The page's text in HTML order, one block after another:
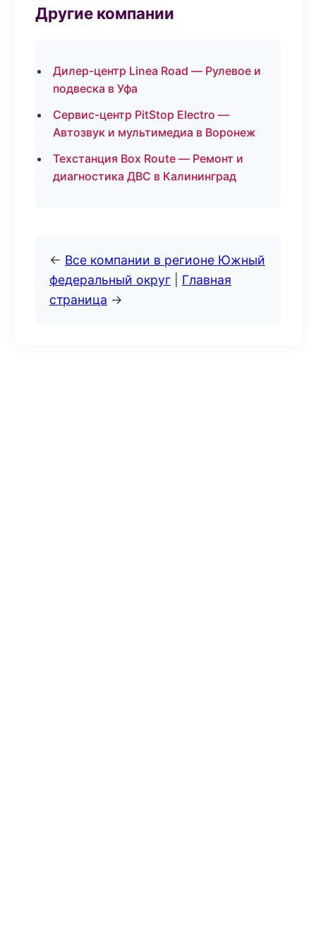
Другие компании
Дилер-центр Linea Road — Рулевое и
подвеска в Уфа
Сервис-центр PitStop Electro —
Автозвук и мультимедиа в Воронеж
Техстанция Box Route — Ремонт и
диагностика ДВС в Калининград
← Все компании в регионе Южный
федеральный округ
Главная
страница →